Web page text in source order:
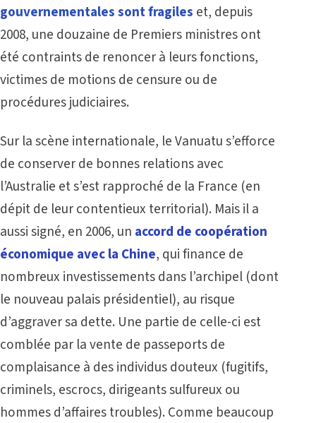
gouvernementales sont fragiles et, depuis
2008, une douzaine de Premiers ministres ont
été contraints de renoncer à leurs fonctions,
victimes de motions de censure ou de
procédures judiciaires.
Sur la scène internationale, le Vanuatu s’efforce
de conserver de bonnes relations avec
l’Australie et s’est rapproché de la France (en
dépit de leur contentieux territorial). Mais il a
aussi signé, en 2006, un accord de coopération
économique avec la Chine, qui finance de
nombreux investissements dans l’archipel (dont
le nouveau palais présidentiel), au risque
d’aggraver sa dette. Une partie de celle-ci est
comblée par la vente de passeports de
complaisance à des individus douteux (fugitifs,
criminels, escrocs, dirigeants sulfureux ou
hommes d’affaires troubles). Comme beaucoup